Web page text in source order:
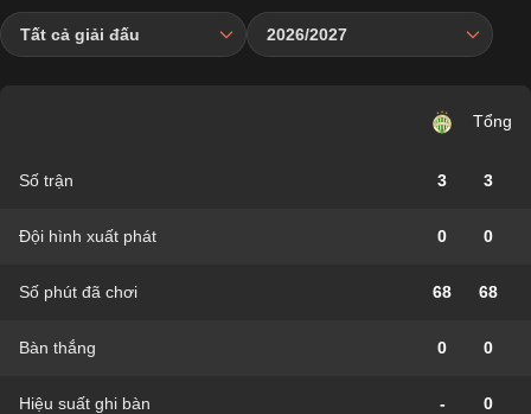
Tất cả giải đấu 2026/2027
Tổng
Số trận 3 3
Đội hình xuất phát 0 0
Số phút đã chơi 68 68
Bàn thắng 0 0
Hiệu suất ghi bàn - 0